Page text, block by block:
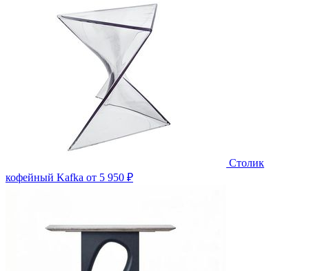
Столик
кофейный Kafka от 5 950 ₽